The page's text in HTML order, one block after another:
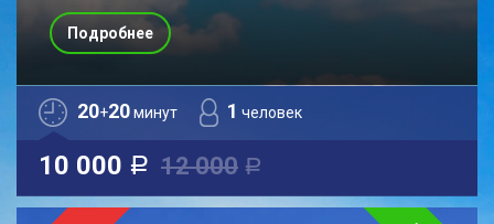
20+20минут 1 человек
10 000 a 12 000 a
Подробнее